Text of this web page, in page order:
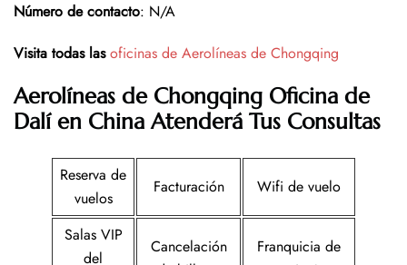
Número de contacto: N/A
Visita todas las oficinas de Aerolíneas de Chongqing
Aerolíneas de Chongqing Oficina de
Dalí en China Atenderá Tus Consultas
Reserva de
vuelos
Facturación Wifi de vuelo
Salas VIP
del
Cancelación
Franquicia de